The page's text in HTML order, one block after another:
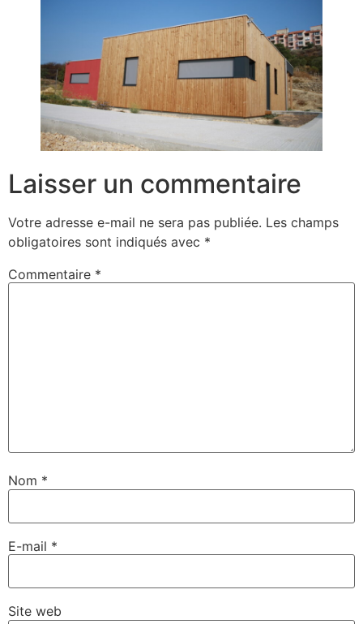
Laisser un commentaire
Votre adresse e-mail ne sera pas publiée. Les champs
obligatoires sont indiqués avec *
Commentaire *
Nom *
E-mail *
Site web